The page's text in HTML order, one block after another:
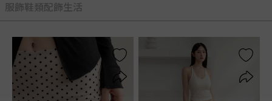
服飾 鞋類配飾生活